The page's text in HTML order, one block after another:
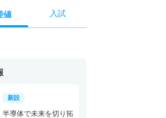
値 入試
新設
半導体で未来を切り拓